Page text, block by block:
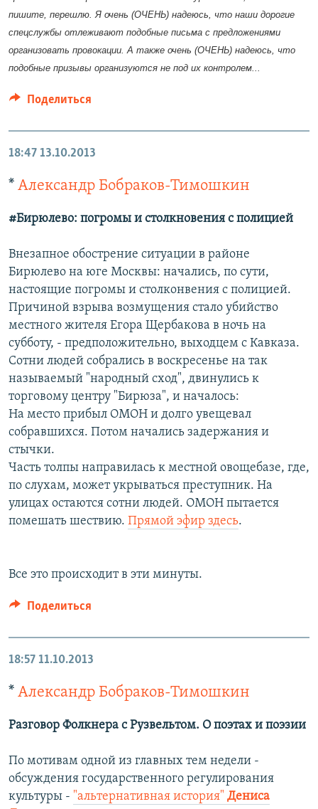
пишите, перешлю. Я очень (ОЧЕНЬ) надеюсь, что наши дорогие
спецслужбы отлеживают подобные письма с предложениями
организовать провокации. А также очень (ОЧЕНЬ) надеюсь, что
подобные призывы организуются не под их контролем...
Поделиться
18:47 13.10.2013
* Александр Бобраков-Тимошкин
#Бирюлево: погромы и столкновения с полицией
Внезапное обострение ситуации в районе
Бирюлево на юге Москвы: начались, по сути,
настоящие погромы и столконвения с полицией.
Причиной взрыва возмущения стало убийство
местного жителя Егора Щербакова в ночь на
субботу, - предположительно, выходцем с Кавказа.
Сотни людей собрались в воскресенье на так
называемый "народный сход", двинулись к
торговому центру "Бирюза", и началось:
На место прибыл ОМОН и долго увещевал
собравшихся. Потом начались задержания и
стычки.
Часть толпы направилась к местной овощебазе, где,
по слухам, может укрываться преступник. На
улицах остаются сотни людей. ОМОН пытается
помешать шествию. Прямой эфир здесь.
Все это происходит в эти минуты.
Поделиться
18:57 11.10.2013
* Александр Бобраков-Тимошкин
Разговор Фолкнера с Рузвельтом. О поэтах и поэзии
По мотивам одной из главных тем недели -
обсуждения государственного регулирования
культуры - "альтернативная история" Дениса